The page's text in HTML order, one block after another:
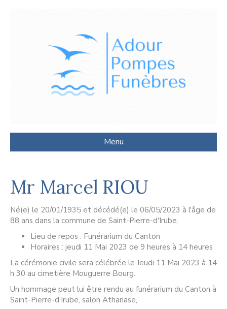
Menu
Mr Marcel RIOU
Né(e) le 20/01/1935 et décédé(e) le 06/05/2023 à l'âge de
88 ans dans la commune de Saint-Pierre-d'Irube.
Lieu de repos : Funérarium du Canton
Horaires : jeudi 11 Mai 2023 de 9 heures à 14 heures
La cérémonie civile sera célébrée le Jeudi 11 Mai 2023 à 14
h 30 au cimetière Mouguerre Bourg.
Un hommage peut lui être rendu au funérarium du Canton à
Saint-Pierre-d’Irube, salon Athanase,